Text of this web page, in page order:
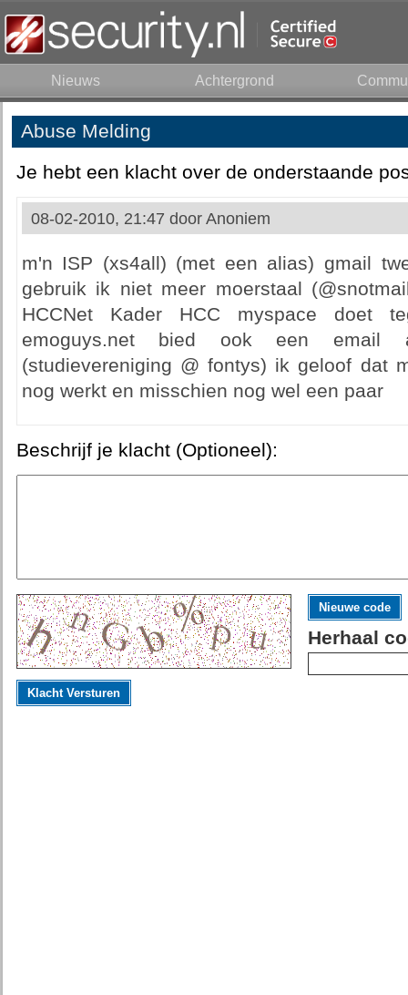
Nieuws Achtergrond
Abuse Melding
Je hebt een klacht over de onderstaande
08-02-2010, 21:47 door Anoniem
m'n ISP (xs4all) (met een alias) gmail
gebruik ik niet meer moerstaal
HCCNet Kader HCC myspace doet
emoguys.net bied ook een email
(studievereniging @ fontys) ik geloof dat
nog werkt en misschien nog wel een paar
Beschrijf je klacht (Optioneel):
Nieuwe code
Herhaal
Klacht Versturen